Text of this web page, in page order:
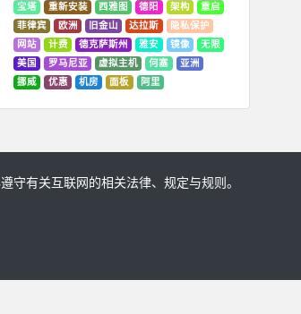
宝塔
重新安装 西雅图 德阳 架构
重启
菲律宾
欧洲 旧金山 达拉斯
隐私保护
网站
计费 德克萨斯州 雅安 镜像
无限
美国
罗马尼亚 虚拟主机 何塞
亚洲
挪威
优惠 机房 面板 阿里
守有关互联网的相关法律、规定与规则。